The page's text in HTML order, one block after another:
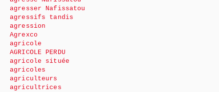
agresser Nafissatou
agressifs tandis
agression
Agrexco
agricole
AGRICOLE PERDU
agricole située
agricoles
agriculteurs
agricultrices